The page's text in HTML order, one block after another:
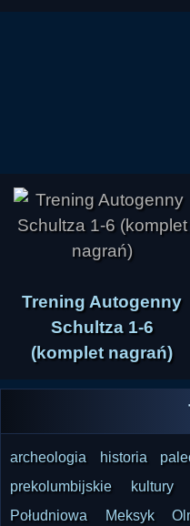
Trening Autogenny
Schultza 1-6
(komplet nagrań)
archeologia historia
prekolumbijskie kultury
Południowa
Meksyk